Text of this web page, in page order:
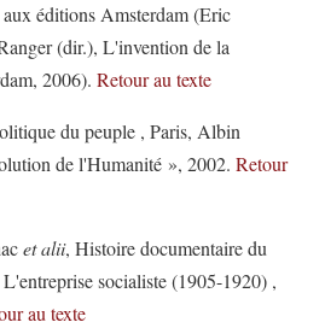
éditions Amsterdam (Eric
(dir.), L'invention de la
2006). Retour au texte
du peuple , Paris, Albin
de l'Humanité », 2002. Retour
et alii, Histoire documentaire du
socialiste (1905-1920) ,
au texte